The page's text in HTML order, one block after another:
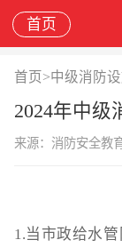
首页
首页 >中级消防
2024年中级
来源：消防安全教
1.当市政给水